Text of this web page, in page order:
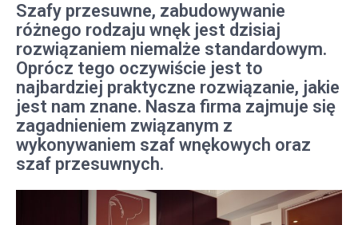
Szafy przesuwne, zabudowywanie
różnego rodzaju wnęk jest dzisiaj
rozwiązaniem niemalże standardowym.
Oprócz tego oczywiście jest to
najbardziej praktyczne rozwiązanie, jakie
jest nam znane. Nasza firma zajmuje się
zagadnieniem związanym z
wykonywaniem szaf wnękowych oraz
szaf przesuwnych.